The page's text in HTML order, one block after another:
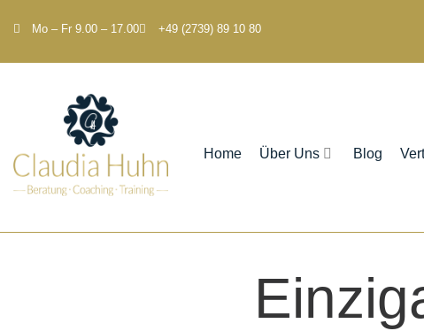
Mo – Fr 9.00 – 17.00 +49 (2739) 89 10 80
Home Über Uns Blog